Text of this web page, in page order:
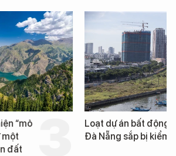
“mỏ
một
đất
Loạt dự án bất động
Đà Nẵng sắp bị kiểm